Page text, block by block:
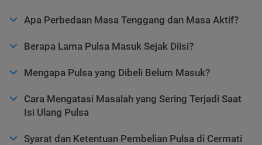
Apa Perbedaan Masa Tenggang dan Masa Aktif?
Berapa Lama Pulsa Masuk Sejak Diisi?
Mengapa Pulsa yang Dibeli Belum Masuk?
Cara Mengatasi Masalah yang Sering Terjadi Saat
Isi Ulang Pulsa
Syarat dan Ketentuan Pembelian Pulsa di Cermati